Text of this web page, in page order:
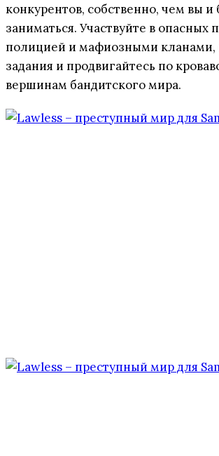
конкурентов, собственно, чем вы и
заниматься. Участвуйте в опасных
полицией и мафиозными кланами,
задания и продвигайтесь по
вершинам бандитского мира.